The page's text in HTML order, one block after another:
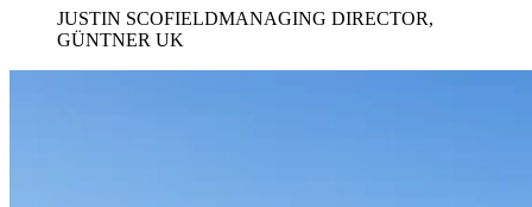
JUSTIN SCOFIELDMANAGING DIRECTOR,
GÜNTNER UK